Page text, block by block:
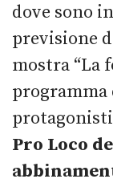
dove sono
previsione
mostra “La
programma
Pro Loco